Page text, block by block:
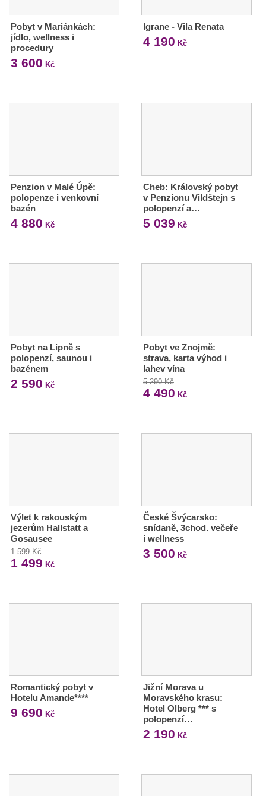
Pobyt v Mariánkách:
jídlo, wellness i
procedury
3 600 Kč
Igrane - Vila Renata
4 190 Kč
Penzion v Malé Úpě:
polopenze i venkovní
bazén
4 880 Kč
Cheb: Královský pobyt
v Penzionu Vildštejn s
polopenzí a…
5 039 Kč
Pobyt na Lipně s
polopenzí, saunou i
bazénem
2 590 Kč
Pobyt ve Znojmě:
strava, karta výhod i
lahev vína
5 290 Kč
4 490 Kč
Výlet k rakouským
jezerům Hallstatt a
Gosausee
1 599 Kč
1 499 Kč
České Švýcarsko:
snídaně, 3chod. večeře
i wellness
3 500 Kč
Romantický pobyt v
Hotelu Amande****
9 690 Kč
Jižní Morava u
Moravského krasu:
Hotel Olberg *** s
polopenzí…
2 190 Kč